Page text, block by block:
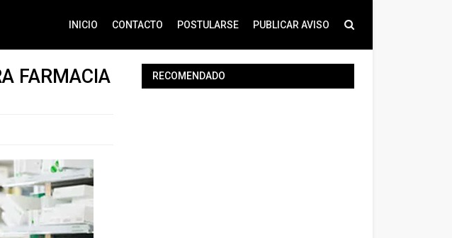
INICIO CONTACTO POSTULARSE PUBLICAR AVISO
FARMACIA RECOMENDADO